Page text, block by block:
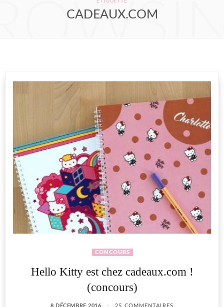
CADEAUX.COM
CONCOURS
Hello Kitty est chez cadeaux.com !
(concours)
8 DÉCEMBRE 2016 25 COMMENTAIRES